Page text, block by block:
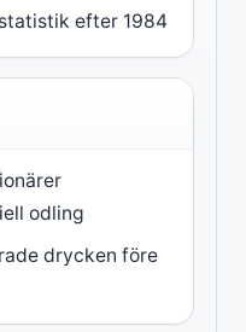
efter 1984
odling
drycken före